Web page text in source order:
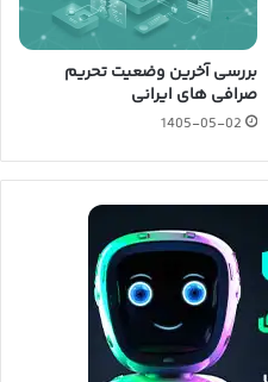
بررسی آخرین وضعیت تحریم
صرافی های ایرانی
1405-05-02